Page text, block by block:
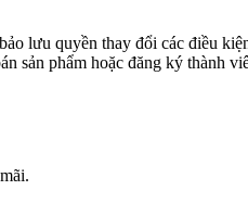
lưu quyền thay đổi các điều
sản phẩm hoặc đăng ký thành